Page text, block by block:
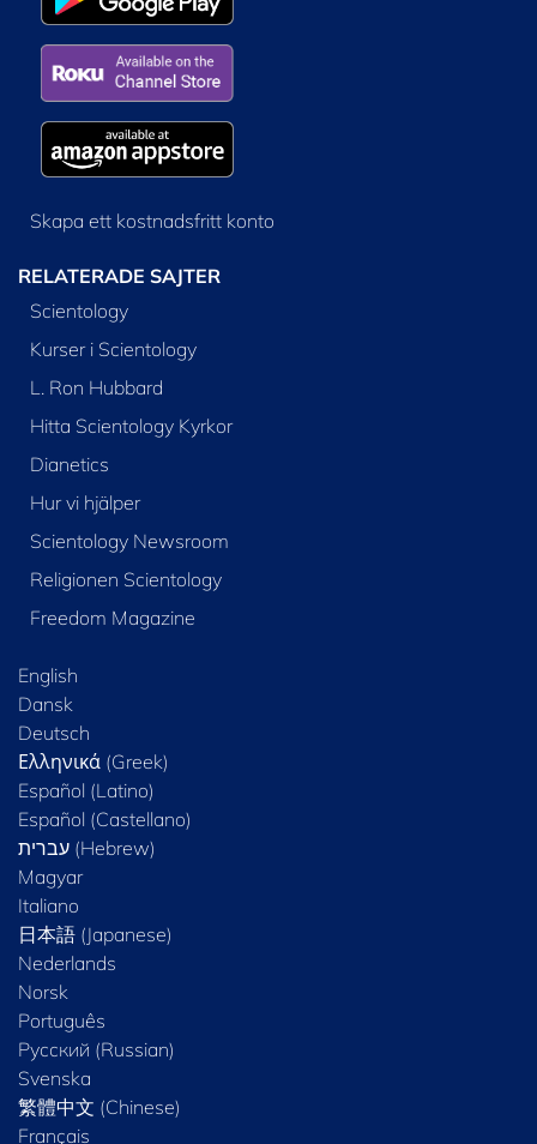
Skapa ett kostnadsfritt konto
RELATERADE SAJTER
Scientology
Kurser i Scientology
L. Ron Hubbard
Hitta Scientology Kyrkor
Dianetics
Hur vi hjälper
Scientology Newsroom
Religionen Scientology
Freedom Magazine
English
Dansk
Deutsch
Ελληνικά (Greek)
Español (Latino)
Español (Castellano)
Magyar
Italiano
日本語 (Japanese)
Nederlands
Norsk
Português
Русский (Russian)
Svenska
繁體中文 (Chinese)
Français